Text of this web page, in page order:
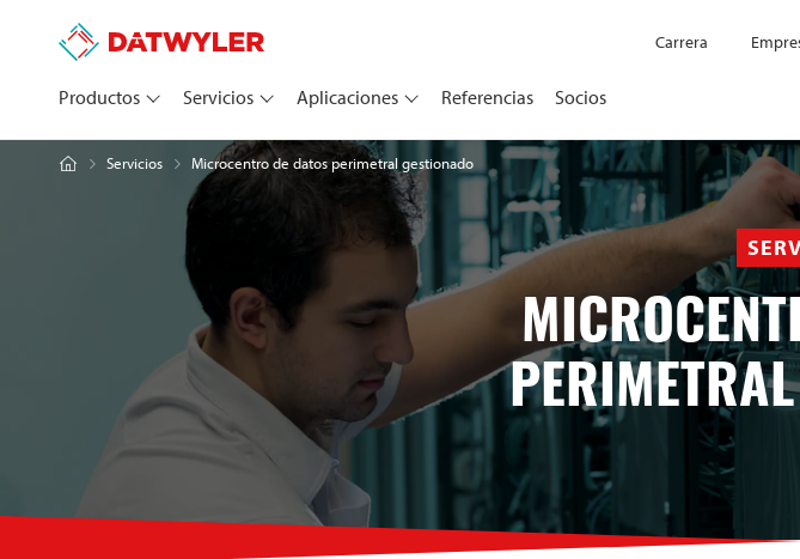
Productos Servicios Aplicaciones Referencias Socios
Carrera
Servicios Microcentro de datos perimetral gestionado